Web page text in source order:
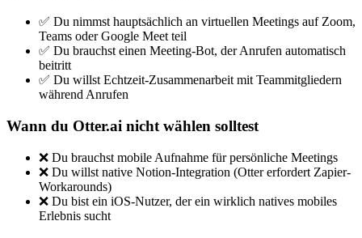
✅ Du nimmst hauptsächlich an virtuellen Meetings auf Zoom,
Teams oder Google Meet teil
✅ Du brauchst einen Meeting-Bot, der Anrufen automatisch
beitritt
✅ Du willst Echtzeit-Zusammenarbeit mit Teammitgliedern
während Anrufen
Wann du Otter.ai nicht wählen solltest
❌ Du brauchst mobile Aufnahme für persönliche Meetings
❌ Du willst native Notion-Integration (Otter erfordert Zapier-
Workarounds)
❌ Du bist ein iOS-Nutzer, der ein wirklich natives mobiles
Erlebnis sucht